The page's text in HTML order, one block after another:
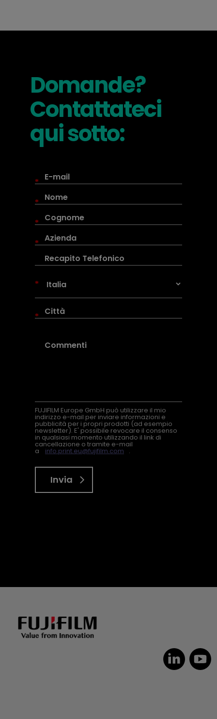
Domande?
Contattateci
qui sotto:
*
*
*
*
*
*
FUJIFILM Europe GmbH può utilizzare il mio
indirizzo e-mail per inviare informazioni e
pubblicità per i propri prodotti (ad esempio
newsletter). E' possibile revocare il consenso
in qualsiasi momento utilizzando il link di
cancellazione o tramite e-mail
a info.print.eu@fujifilm.com .
Invia